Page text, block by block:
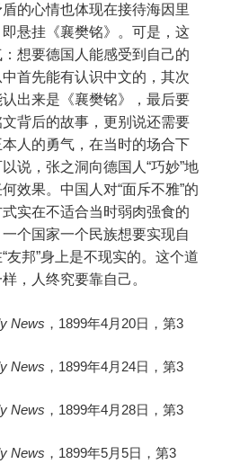
的心情也体现在接待海因里
悬挂《襄樊铭》。可是，这
想要德国人能感受到自己的
首先能有认识中文的，其次
出来是《襄樊铭》，最后要
背后的故事，更别说还需要
人的勇气，在当时的场合下
说，张之洞向德国人“巧妙”地
效果。中国人对“面斥不雅”的
实在不适合当时弱肉强食的
个国家一个民族想要实现自
友邦”身上是不现实的。这个道
，人终究要靠自己。
News ，1899年4月20日，第3
News ，1899年4月24日，第3
News ，1899年4月28日，第3
News ，1899年5月5日，第3